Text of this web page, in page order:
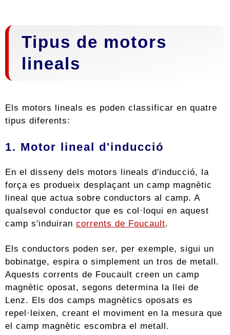
Tipus de motors
lineals
Els motors lineals es poden classificar en quatre
tipus diferents:
1. Motor lineal d'inducció
En el disseny dels motors lineals d'inducció, la
força es produeix desplaçant un camp magnètic
lineal que actua sobre conductors al camp. A
qualsevol conductor que es col·loqui en aquest
camp s'induiran corrents de Foucault.
Els conductors poden ser, per exemple, sigui un
bobinatge, espira o simplement un tros de metall.
Aquests corrents de Foucault creen un camp
magnètic oposat, segons determina la llei de
Lenz. Els dos camps magnètics oposats es
repel·leixen, creant el moviment en la mesura que
el camp magnètic escombra el metall.